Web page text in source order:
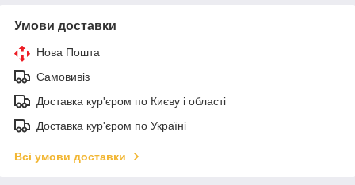
Умови доставки
Нова Пошта
Самовивіз
Доставка кур'єром по Києву і області
Доставка кур'єром по Україні
Всі умови доставки